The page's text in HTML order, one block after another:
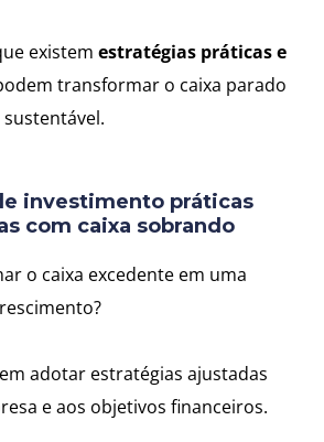
existem estratégias práticas e
transformar o caixa parado
investimento práticas
com caixa sobrando
o caixa excedente em uma
adotar estratégias ajustadas
e aos objetivos financeiros.